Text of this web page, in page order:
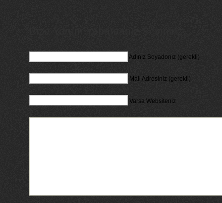
Adınız Soyadonız (gerekli)
Mail Adresiniz (gerekli)
Varsa Websiteniz